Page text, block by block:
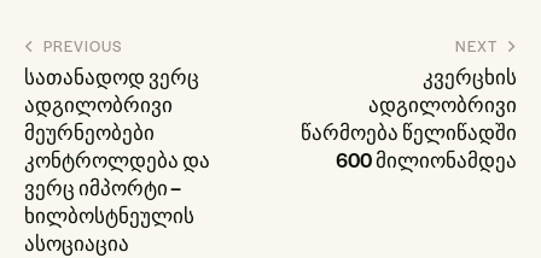
პოსტის
ნავიგაცია
PREVIOUS
სათანადოდ ვერც
ადგილობრივი
მეურნეობები
კონტროლდება და
ვერც იმპორტი –
ხილბოსტნეულის
ასოციაცია
NEXT
კვერცხის
ადგილობრივი
წარმოება წელიწადში
600 მილიონამდეა